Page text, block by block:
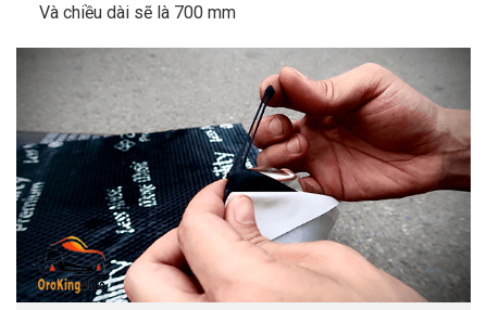
Và chiều dài sẽ là 700 mm